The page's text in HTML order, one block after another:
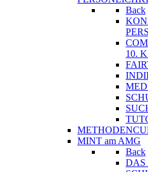
Back
10.
MINT am AMG
Back
DAS